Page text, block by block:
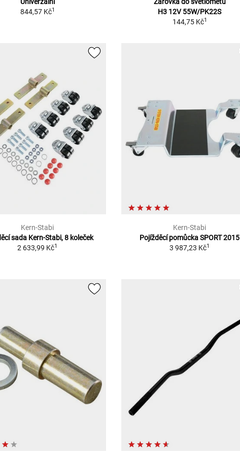
844,57 Kč1
H3 12V 55W/PK22S
144,75 Kč1
Kern-Stabi
sada Kern-Stabi, 8 koleček
2 633,99 Kč1
Kern-Stabi
Pojížděcí pomůcka SPORT 2015
3 987,23 Kč1